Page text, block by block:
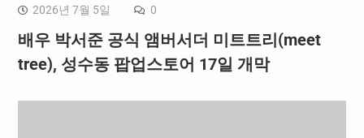
2026년 7월 5일 0
배우 박서준 공식 앰버서더 미트트리(meet
tree), 성수동 팝업스토어 17일 개막